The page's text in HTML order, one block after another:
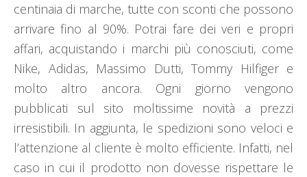
centinaia di marche, tutte con sconti che possono
arrivare fino al 90%. Potrai fare dei veri e propri
affari, acquistando i marchi più conosciuti, come
Nike, Adidas, Massimo Dutti, Tommy Hilfiger e
molto altro ancora. Ogni giorno vengono
pubblicati sul sito moltissime novità a prezzi
irresistibili. In aggiunta, le spedizioni sono veloci e
l’attenzione al cliente è molto efficiente. Infatti, nel
caso in cui il prodotto non dovesse rispettare le